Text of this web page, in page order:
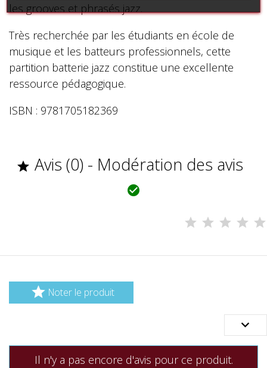
les grooves et phrasés jazz.
Très recherchée par les étudiants en école de
musique et les batteurs professionnels, cette
partition batterie jazz constitue une excellente
ressource pédagogique.
ISBN : 9781705182369
 Avis (0) - Modération des avis

 Noter le produit

Il n'y a pas encore d'avis pour ce produit.